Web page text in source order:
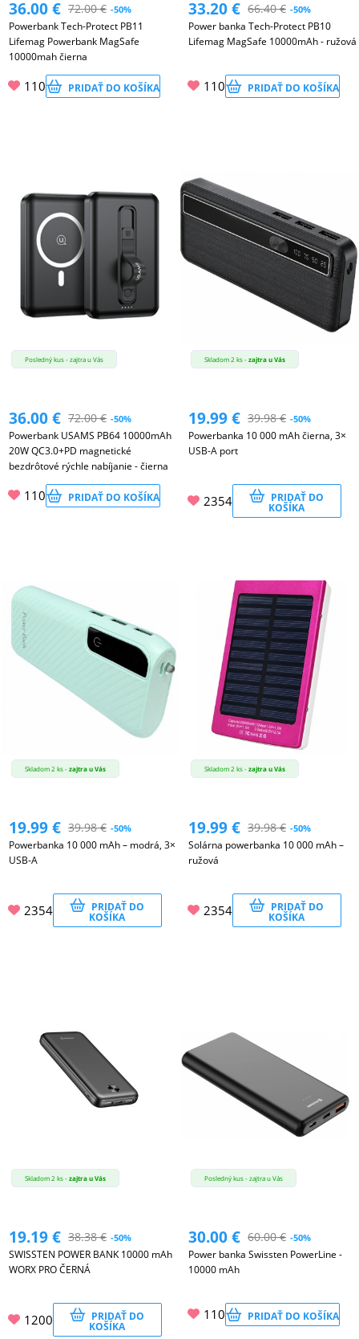
36.00€ 72.00€ -50%
Powerbank Tech-Protect PB11
Lifemag Powerbank MagSafe
10000mah čierna
110 PRIDAŤ DO KOŠÍKA
33.20€ 66.40€ -50%
Power banka Tech-Protect PB10
Lifemag MagSafe 10000mAh - ružová
110 PRIDAŤ DO KOŠÍKA
Posledný kus - zajtra u Vás
36.00€ 72.00€ -50%
Powerbank USAMS PB64 10000mAh
20W QC3.0+PD magnetické
bezdrôtové rýchle nabíjanie - čierna
110 PRIDAŤ DO KOŠÍKA
Skladom 2 ks -zajtra u Vás
19.99€ 39.98€ -50%
Powerbanka 10 000 mAh čierna, 3×
USB-A port
2354 PRIDAŤ DO
KOŠÍKA
Skladom 2 ks -zajtra u Vás
19.99€ 39.98€ -50%
Powerbanka 10 000 mAh – modrá, 3×
USB-A
2354 PRIDAŤ DO
KOŠÍKA
Skladom 2 ks -zajtra u Vás
19.99€ 39.98€ -50%
Solárna powerbanka 10 000 mAh –
ružová
2354 PRIDAŤ DO
KOŠÍKA
Skladom 2 ks -zajtra u Vás
19.19€ 38.38€ -50%
SWISSTEN POWER BANK 10000 mAh
WORX PRO ČERNÁ
1200 PRIDAŤ DO
KOŠÍKA
Posledný kus - zajtra u Vás
30.00€ 60.00€ -50%
Power banka Swissten PowerLine -
10000 mAh
110 PRIDAŤ DO KOŠÍKA